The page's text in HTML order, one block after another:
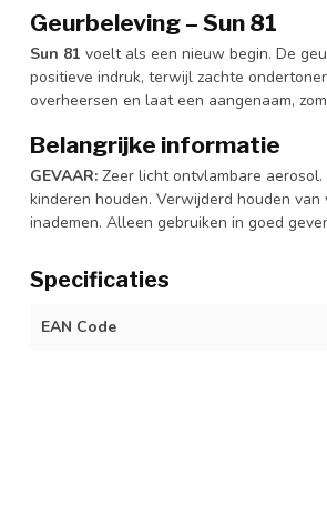
Geurbeleving – Sun 81
Sun 81 voelt als een nieuw begin. De
positieve indruk, terwijl zachte
overheersen en laat een aangenaam,
Belangrijke informatie
GEVAAR: Zeer licht ontvlambare
kinderen houden. Verwijderd houden
inademen. Alleen gebruiken in goed
Specificaties
EAN Code